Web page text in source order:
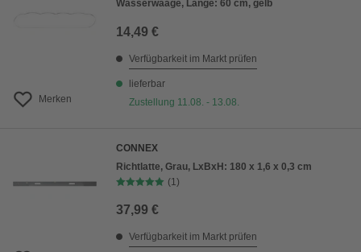
Merken
Wasserwaage, Länge: 60 cm, gelb
14,49 €
Verfügbarkeit im Markt prüfen
lieferbar
Zustellung 11.08. - 13.08.
CONNEX
Richtlatte, Grau, LxBxH: 180 x 1,6 x 0,3 cm
(1)
37,99 €
Verfügbarkeit im Markt prüfen